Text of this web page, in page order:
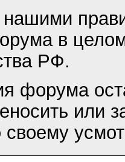
в
РФ.
форума
или